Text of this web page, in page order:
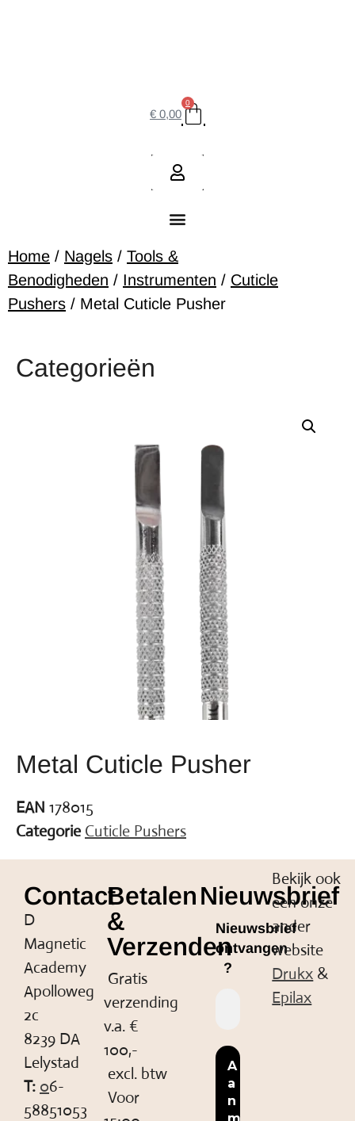
€ 0,00
0
Home / Nagels / Tools &
Benodigheden / Instrumenten / Cuticle
Pushers / Metal Cuticle Pusher
Categorieën
Metal Cuticle Pusher
EAN 178015
Categorie Cuticle Pushers
Contact
D
Magnetic
Academy
Apolloweg
2c
8239 DA
Lelystad
T: 06-
58851053
Betalen
&
Verzenden
Gratis
verzending
v.a. €
100,-
excl. btw
Voor
Nieuwsbrief
Nieuwsbrief
ontvangen
?
Bekijk ook
een onze
ander
website
Drukx &
Epilax